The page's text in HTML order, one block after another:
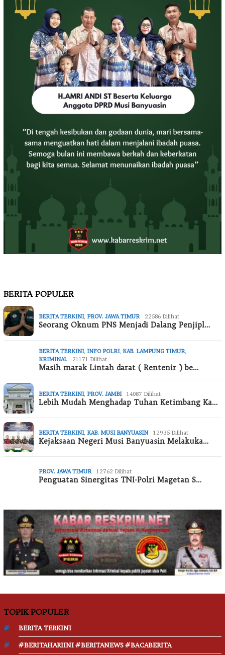
BERITA POPULER
BERITA TERKINI, PROV. JAWA TIMUR 22586 Dilihat
Seorang Oknum PNS Menjadi Dalang Penjipl…
BERITA TERKINI, INFO POLRI, KAB. LAMPUNG TIMUR
KRIMINAL
21171 Dilihat
Masih marak Lintah darat ( Rentenir ) be…
BERITA TERKINI, PROV. JAMBI 14087 Dilihat
Lebih Mudah Menghadap Tuhan Ketimbang Ka…
BERITA TERKINI, KAB. MUSI BANYUASIN 12935 Dilihat
Kejaksaan Negeri Musi Banyuasin Melakuka…
PROV. JAWA TIMUR 12762 Dilihat
Penguatan Sinergitas TNI-Polri Magetan S…
TOPIK POPULER
BERITA TERKINI
#BERITAHARIINI #BERITANEWS #BACABERITA